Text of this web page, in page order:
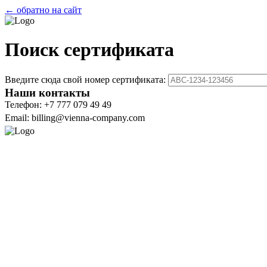
← обратно на сайт
Поиск сертификата
Введите сюда свой номер сертификата:
Наши контакты
Телефон: +7 777 079 49 49
Email: billing@vienna-company.com